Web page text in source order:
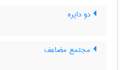
دو دایره
مجتمع مضاعف